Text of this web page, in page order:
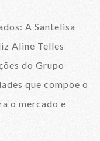
A Santelisa
Aline Telles
do Grupo
que compõe o
o mercado e